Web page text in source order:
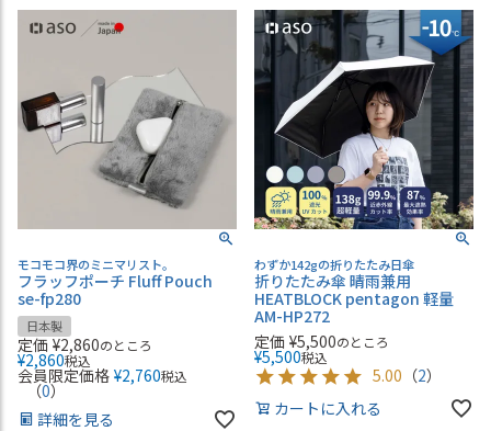
モコモコ界のミニマリスト。
フラッフポーチ Fluff Pouch
se-fp280
日本製
定価 ¥2,860のところ
¥2,860税込
会員限定価格 ¥2,760税込
（0）
詳細を見る
わずか142gの折りたたみ日傘
折りたたみ傘 晴雨兼用
HEATBLOCK pentagon 軽量
AM-HP272
定価 ¥5,500のところ
¥5,500税込
5.00 （2）
カートに入れる